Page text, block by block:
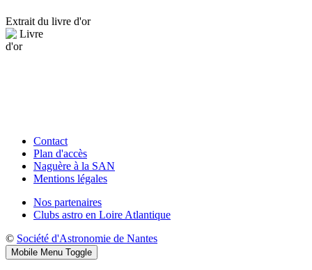
Extrait du livre d'or
Contact
Plan d'accès
Naguère à la SAN
Mentions légales
Nos partenaires
Clubs astro en Loire Atlantique
© Société d'Astronomie de Nantes
Mobile Menu Toggle